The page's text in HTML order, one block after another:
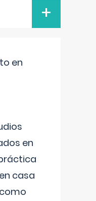
+
en
en
casa